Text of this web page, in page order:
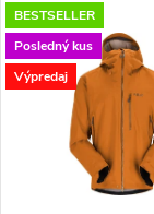
BESTSELLER
Posledný kus
Výpredaj